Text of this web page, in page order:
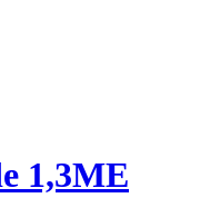
1,3ME